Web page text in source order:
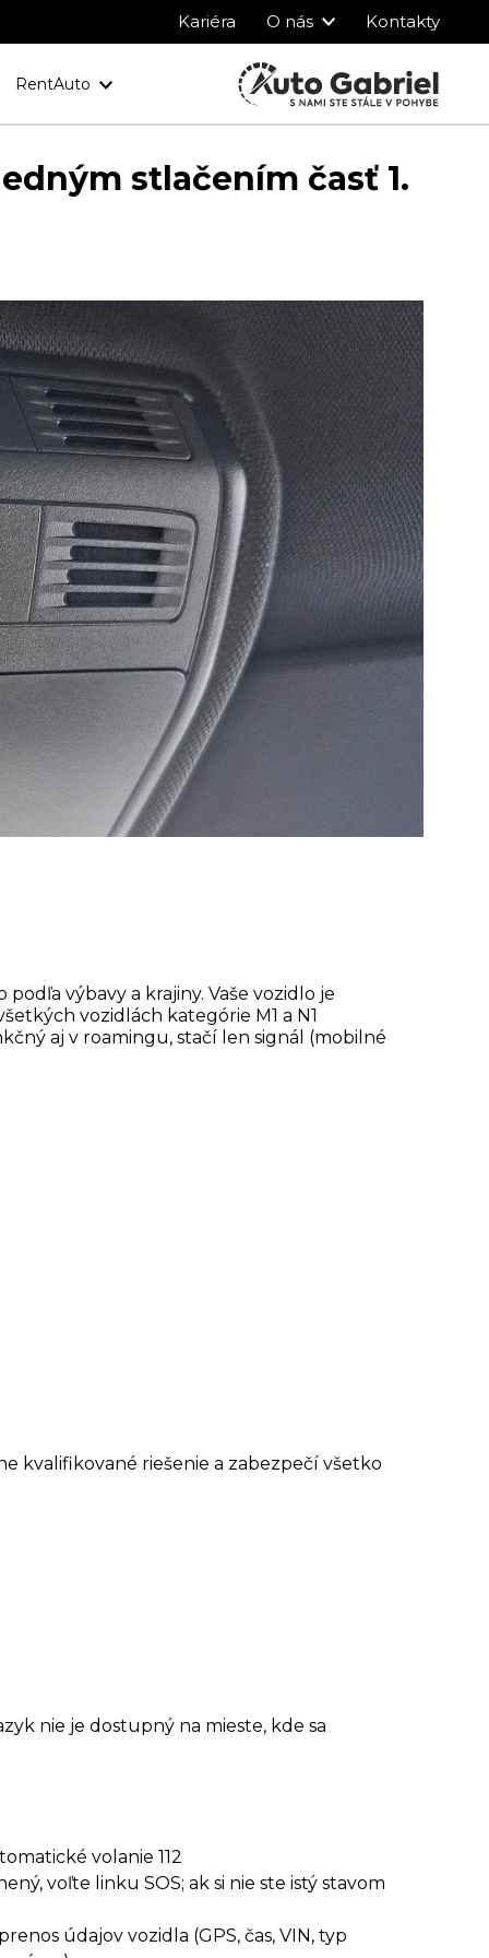
Kariéra O nás Kontakty
RentAuto
stlačením časť 1.
výbavy a krajiny. Vaše vozidlo je
vozidlách kategórie M1 a N1
aj v roamingu, stačí len signál (mobilné
kvalifikované riešenie a zabezpečí všetko
nie je dostupný na mieste, kde sa
volanie 112
voľte linku SOS; ak si nie ste istý stavom
údajov vozidla (GPS, čas, VIN, typ